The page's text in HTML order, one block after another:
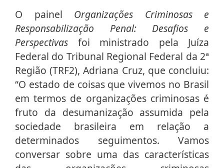
O painel Organizações Criminosas e
Responsabilização Penal: Desafios e
Perspectivas foi ministrado pela Juíza
Federal do Tribunal Regional Federal da 2ª
Região (TRF2), Adriana Cruz, que concluiu:
“O estado de coisas que vivemos no Brasil
em termos de organizações criminosas é
fruto da desumanização assumida pela
sociedade brasileira em relação a
determinados seguimentos. Vamos
conversar sobre uma das características